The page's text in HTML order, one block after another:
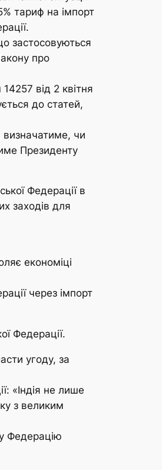
тариф на імпорт
застосовуються
про
від 2 квітня
до статей,
визначатиме, чи
Президенту
Федерації в
заходів для
економіці
через імпорт
Федерації.
угоду, за
«Індія не лише
з великим
Федерацію